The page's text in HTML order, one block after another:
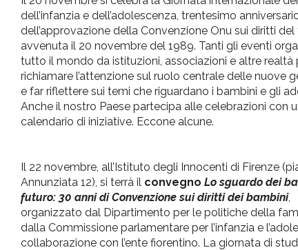
l'infanzia
e
l'adolescenza
dell’infanzia e dell’adolescenza, trentesimo
dell’approvazione della Convenzione Onu sui diritti del
avvenuta il 20 novembre del 1989. Tanti gli eventi
tutto il mondo da istituzioni, associazioni e altre realtà
richiamare l’attenzione sul ruolo centrale delle nuove
e far riflettere sui temi che riguardano i bambini e gli
Anche il nostro Paese partecipa alle celebrazioni con
calendario di iniziative. Eccone alcune.
Il 22 novembre, all’Istituto degli Innocenti di Firenze
Annunziata 12), si terrà il convegno Lo sguardo dei
futuro: 30 anni di Convenzione sui diritti dei bambini,
organizzato dal Dipartimento per le politiche della
dalla Commissione parlamentare per l’infanzia e
collaborazione con l’ente fiorentino. La giornata di